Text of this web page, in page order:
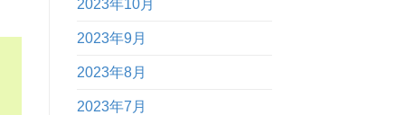
2023年10月
2023年9月
2023年8月
2023年7月